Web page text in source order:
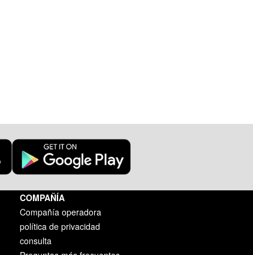
COMPAÑÍA
Compañía operadora
política de privacidad
consulta